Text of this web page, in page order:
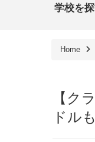
学校を
Home
【ク
ドル